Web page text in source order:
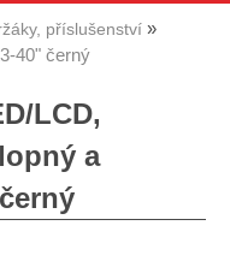
příslušenství
40" černý
LCD,
a